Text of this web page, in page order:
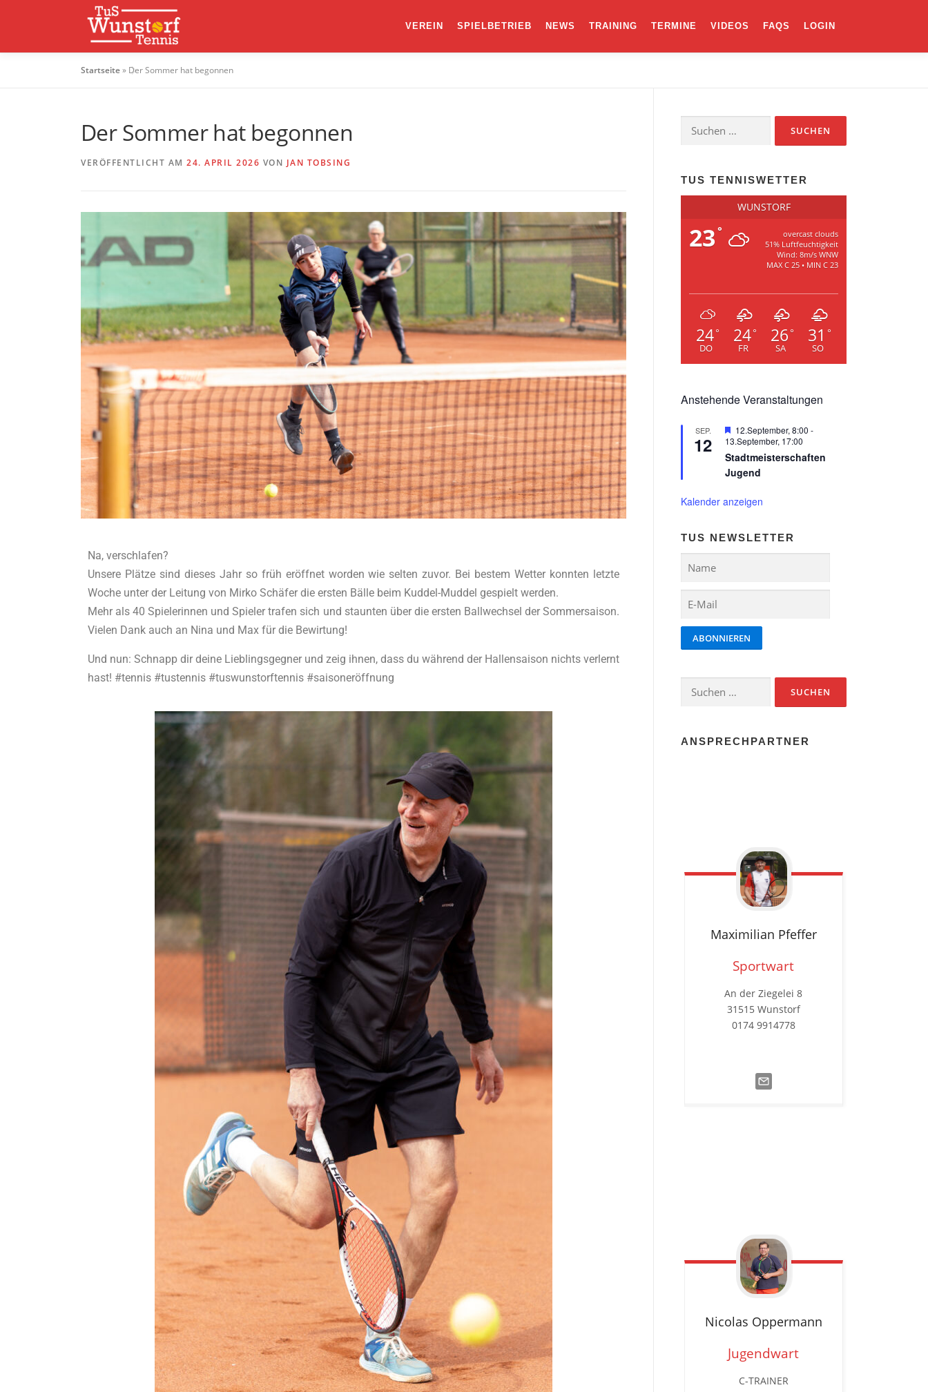
VEREIN SPIELBETRIEB NEWS TRAINING TERMINE VIDEOS FAQS LOGIN
Startseite» Der Sommer hat begonnen
Der Sommer hat begonnen
VERÖFFENTLICHT AM 24. APRIL 2026 VON JAN TOBSING
Na, verschlafen?
Unsere Plätze sind dieses Jahr so früh eröffnet worden wie selten zuvor. Bei bestem Wetter konnten letzte
Woche unter der Leitung von Mirko Schäfer die ersten Bälle beim Kuddel-Muddel gespielt werden.
Mehr als 40 Spielerinnen und Spieler trafen sich und staunten über die ersten Ballwechsel der Sommersaison.
Vielen Dank auch an Nina und Max für die Bewirtung!
Und nun: Schnapp dir deine Lieblingsgegner und zeig ihnen, dass du während der Hallensaison nichts verlernt
hast! #tennis #tustennis #tuswunstorftennis #saisoneröffnung
TUS TENNISWETTER
WUNSTORF
23°
overcast clouds
51% Luftfeuchtigkeit
Wind: 8m/s WNW
MAX C 25 • MIN C 23
24°
DO
24°
FR
26 °
SA
31 °
SO
Anstehende Veranstaltungen
SEP.
12
Hervorgehoben
12.September, 8:00 -
13.September, 17:00
Stadtmeisterschaften
Jugend
Kalender anzeigen
TUS NEWSLETTER
ABONNIEREN
ANSPRECHPARTNER
Maximilian Pfeffer
Sportwart
An der Ziegelei 8
31515 Wunstorf
0174 9914778‬
Nicolas Oppermann
Jugendwart
C-TRAINER